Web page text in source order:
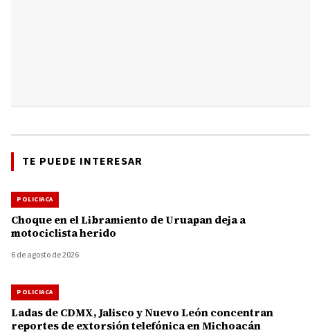
TE PUEDE INTERESAR
POLICIACA
Choque en el Libramiento de Uruapan deja a
motociclista herido
6 de agosto de 2026
POLICIACA
Ladas de CDMX, Jalisco y Nuevo León concentran
reportes de extorsión telefónica en Michoacán